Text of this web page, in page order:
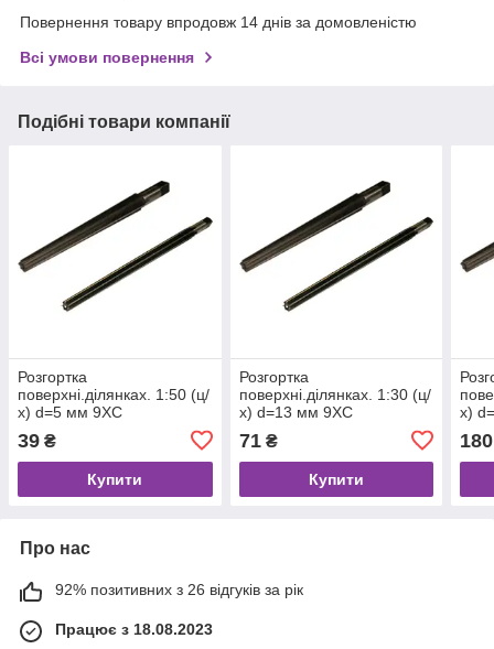
Повернення товару впродовж 14 днів за домовленістю
Всі умови повернення
Подібні товари компанії
Розгортка
поверхні.ділянках. 1:50 (ц/
х) d=5 мм 9ХС
39 ₴
Купити
Розгортка
поверхні.ділянках. 1:30 (ц/
х) d=13 мм 9ХС
71₴
Купити
х)
180
Про нас
92% позитивних з 26 відгуків за рік
Працює з 18.08.2023